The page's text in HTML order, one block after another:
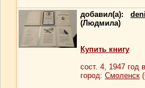
добавил(а):
(Людмила)
Купить книгу
сост. 4, 1947 год
город: Смоленск